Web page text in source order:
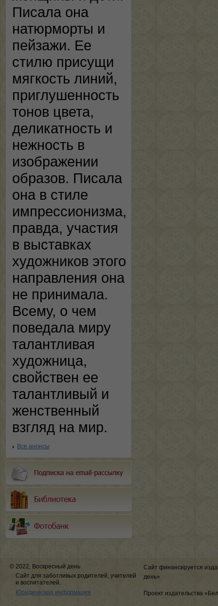
Писала она
натюрморты и
пейзажи. Ее
стилю присущи
мягкость линий,
приглушенность
тонов цвета,
деликатность и
нежность в
изображении
образов. Писала
она в стиле
импрессионизма,
правда, участия
в выставках
художников этого
направления она
не принимала.
Всему, о чем
поведала миру
талантливая
художница,
свойствен ее
талантливый и
женственный
взгляд на мир.
Все анонсы
© 2022, Воскресный день
Сайт для заботливых родителей, учителей
и воспитателей.
Юридическая информация
Сайт финансируется
день»
Проект издательства